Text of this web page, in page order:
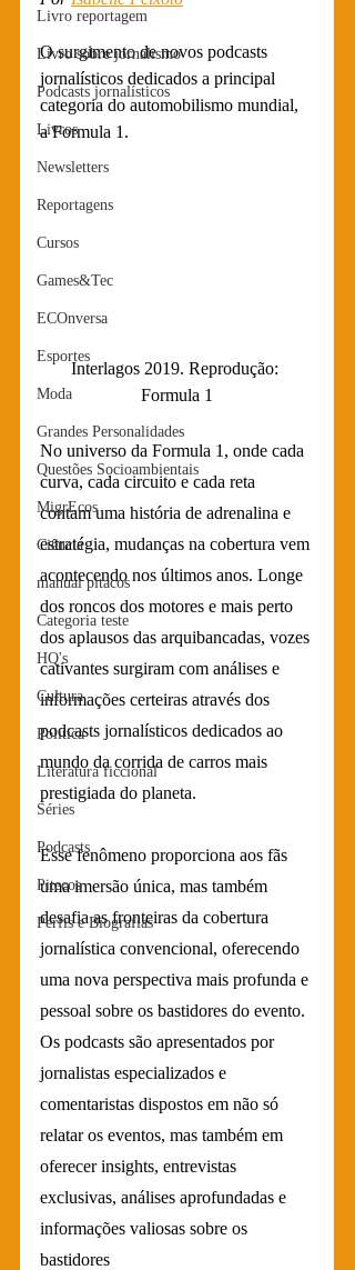
Livro reportagem
Livro sobre jornalismo
Podcasts jornalísticos
Livros
Newsletters
Reportagens
Cursos
Games&Tec
ECOnversa
Esportes
Moda
Grandes Personalidades
Questões Socioambientais
MigrEcos
Ciência
manual pitacos
Categoria teste
HQ's
Cultura
Política
Literatura ficcional
Séries
Podcasts
Pitecos
Perfis e Biografias
O surgimento de novos podcasts
jornalísticos dedicados a principal
categoria do automobilismo mundial,
a Formula 1.
Interlagos 2019. Reprodução:
Formula 1
No universo da Formula 1, onde cada
curva, cada circuito e cada reta
contam uma história de adrenalina e
estratégia, mudanças na cobertura vem
acontecendo nos últimos anos. Longe
dos roncos dos motores e mais perto
dos aplausos das arquibancadas, vozes
cativantes surgiram com análises e
informações certeiras através dos
podcasts jornalísticos dedicados ao
mundo da corrida de carros mais
prestigiada do planeta.
Esse fenômeno proporciona aos fãs
uma imersão única, mas também
desafia as fronteiras da cobertura
jornalística convencional, oferecendo
uma nova perspectiva mais profunda e
pessoal sobre os bastidores do evento.
Os podcasts são apresentados por
jornalistas especializados e
comentaristas dispostos em não só
relatar os eventos, mas também em
oferecer insights, entrevistas
exclusivas, análises aprofundadas e
informações valiosas sobre os
bastidores